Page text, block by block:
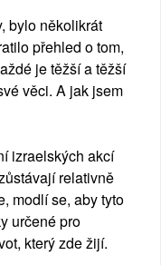
bylo několikrát
přehled o tom,
je těžší a těžší
věci. A jak jsem
izraelských akcí
relativně
modlí se, aby tyto
určené pro
který zde žijí.